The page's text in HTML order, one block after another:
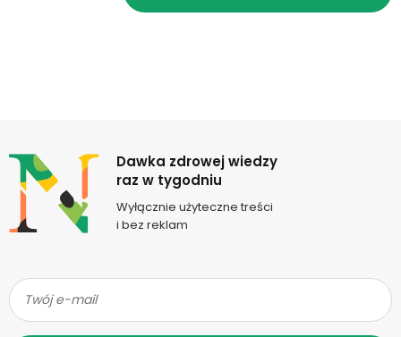
Dawka zdrowej wiedzy
raz w tygodniu
Wyłącznie użyteczne treści
i bez reklam